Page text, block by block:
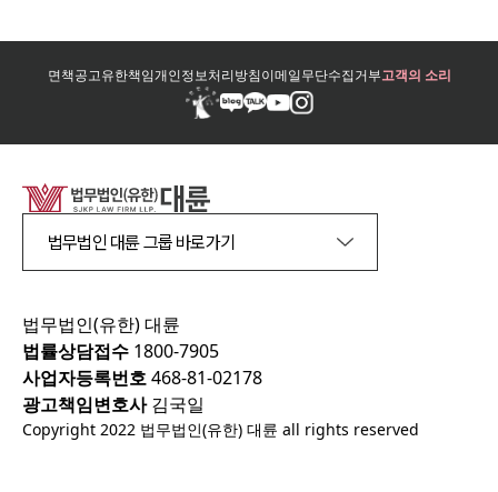
면책공고유한책임개인정보처리방침이메일무단수집거부고객의 소리
법무법인 대륜 그룹 바로가기
법무법인(유한) 대륜
법률상담접수 1800-7905
사업자등록번호468-81-02178
광고책임변호사김국일
Copyright 2022 법무법인(유한) 대륜 all rights reserved